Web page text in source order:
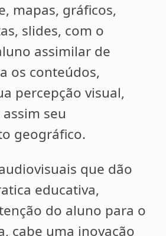
mapas, gráficos,
slides, com o
assimilar de
os conteúdos,
percepção visual,
seu
geográfico.
que dão
educativa,
do aluno para o
cabe uma inovação